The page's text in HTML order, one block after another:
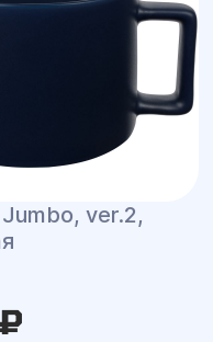
ver.2,